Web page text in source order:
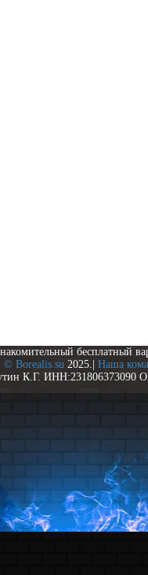
бесплатный
© Borealis.su 2025.| Наша
К.Г. ИНН:231806373090